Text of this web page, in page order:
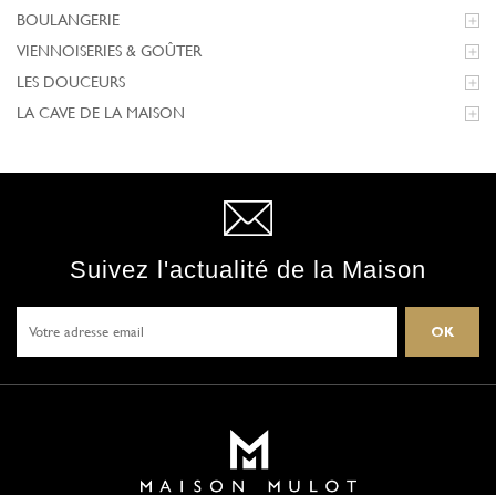
BOULANGERIE

VIENNOISERIES & GOÛTER 
LES DOUCEURS 
LA CAVE DE LA MAISON 
Suivez l'actualité de la Maison